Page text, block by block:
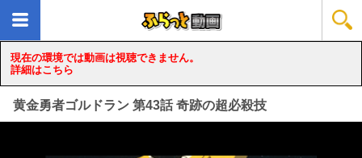
現在の環境では動画は視聴できません。
詳細はこちら
黄金勇者ゴルドラン 第43話 奇跡の超必殺技